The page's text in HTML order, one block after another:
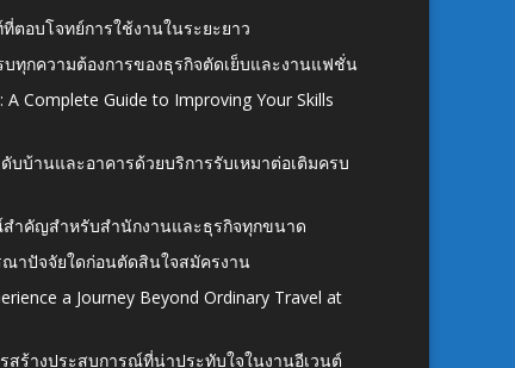
ตอบโจทย์การใช้งานในระยะยาว
ทุกความต้องการของธุรกิจตัดเย็บและงานแฟชั่น
Complete Guide to Improving Your Skills
บบ้านและอาคารด้วยบริการรับเหมาต่อเติมครบ
ำคัญสำหรับสำนักงานและธุรกิจทุกขนาด
าปัจจัยใดก่อนตัดสินใจสมัครงาน
a Journey Beyond Ordinary Travel at
สร้างประสบการณ์ที่น่าประทับใจในงานอีเวนต์